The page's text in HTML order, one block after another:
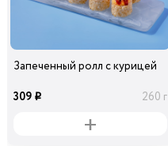
Запеченный ролл с курицей
309 i 260 г